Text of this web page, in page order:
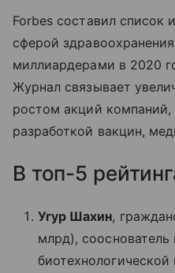
Forbes составил список
сферой
миллиардерами в 2020
Журнал связывает
ростом акций
разработкой вакцин,
В топ-5
Угур Шахин,
млрд), сооснователь